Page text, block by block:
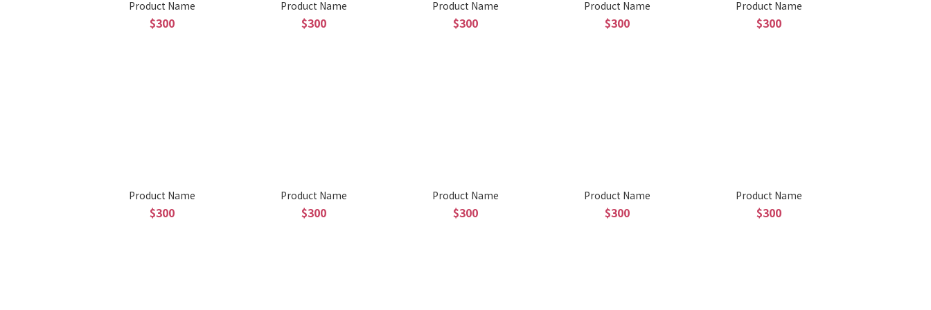
Product Name
$300
Product Name
$300
Product Name
$300
Product Name
$300
Product Name
$300
Product Name
$300
Product Name
$300
Product Name
$300
Product Name
$300
Product Name
$300